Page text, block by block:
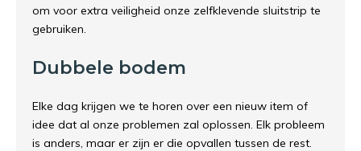
om voor extra veiligheid onze zelfklevende sluitstrip te
gebruiken.
Dubbele bodem
Elke dag krijgen we te horen over een nieuw item of
idee dat al onze problemen zal oplossen. Elk probleem
is anders, maar er zijn er die opvallen tussen de rest.